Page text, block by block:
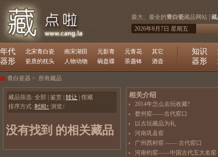
最大、最全的青白瓷藏品网站 |
2026年8月7日 星期五
年代 北宋青白瓷 南宋湖田 元影青 元青花 其它
器形 瓷质的枕头 人物动物 碗盘碟 茶盏钵 酒壶
知识
器形
青白瓷器 > 所有藏品
藏品筛选: 全部 鉴赏 转让 馆藏
排序方式: 时间↑ 浏览↑
没有找到 的相关藏品
相关介绍
2014年怎么去玩收藏?
婺州窑——古代窑口
以古玩藏品为礼
河南巩县窑
广州西村窑 —— 古代窑口
河南钧窑——中国古代五大名窑